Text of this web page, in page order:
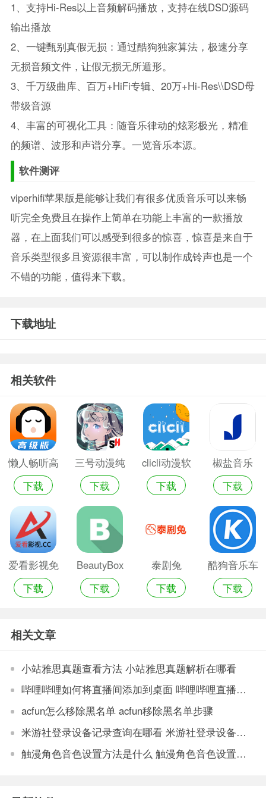
1、支持Hi-Res以上音频解码播放，支持在线DSD源码
输出播放
2、一键甄别真假无损：通过酷狗独家算法，极速分享
无损音频文件，让假无损无所遁形。
3、千万级曲库、百万+HiFi专辑、20万+Hi-Res\\DSD母
带级音源
4、丰富的可视化工具：随音乐律动的炫彩极光，精准
的频谱、波形和声谱分享。一览音乐本源。
软件测评
viperhifi苹果版是能够让我们有很多优质音乐可以来畅
听完全免费且在操作上简单在功能上丰富的一款播放
器，在上面我们可以感受到很多的惊喜，惊喜是来自于
音乐类型很多且资源很丰富，可以制作成铃声也是一个
不错的功能，值得来下载。
下载地址
相关软件
懒人畅听高
级版
下载
三号动漫纯
净无广告版
下载
clicli动漫软
件最新版
下载
椒盐音乐
下载
爱看影视免
费会员版
下载
BeautyBox
最新版
下载
泰剧兔
下载
酷狗音乐车
机版
下载
相关文章
小站雅思真题查看方法 小站雅思真题解析在哪看
哔哩哔哩如何将直播间添加到桌面 哔哩哔哩直播间添加到桌面的步骤
acfun怎么移除黑名单 acfun移除黑名单步骤
米游社登录设备记录查询在哪看 米游社登录设备记录查询方法
触漫角色音色设置方法是什么 触漫角色音色设置教程